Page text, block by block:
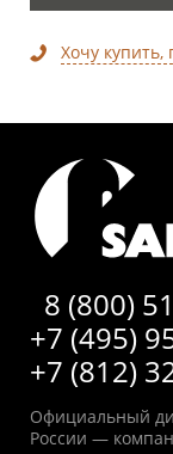
Хочу купить,
8 (800)
+7 (495)
+7 (812)
Официальный
России —